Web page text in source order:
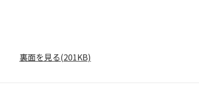
裏面を見る(201KB)